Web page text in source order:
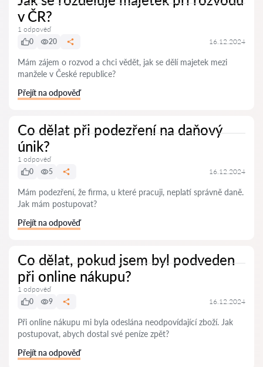
v ČR?
1 odpověď
0
20 16.12.2024
Mám zájem o rozvod a chci vědět, jak se dělí majetek mezi
manžele v České republice?
Přejít na odpověď
Co dělat při podezření na daňový
únik?
1 odpověď
0
5 16.12.2024
Mám podezření, že firma, u které pracuji, neplatí správně daně.
Jak mám postupovat?
Přejít na odpověď
Co dělat, pokud jsem byl podveden
při online nákupu?
1 odpověď
0
9 16.12.2024
Při online nákupu mi byla odeslána neodpovídající zboží. Jak
postupovat, abych dostal své peníze zpět?
Přejít na odpověď